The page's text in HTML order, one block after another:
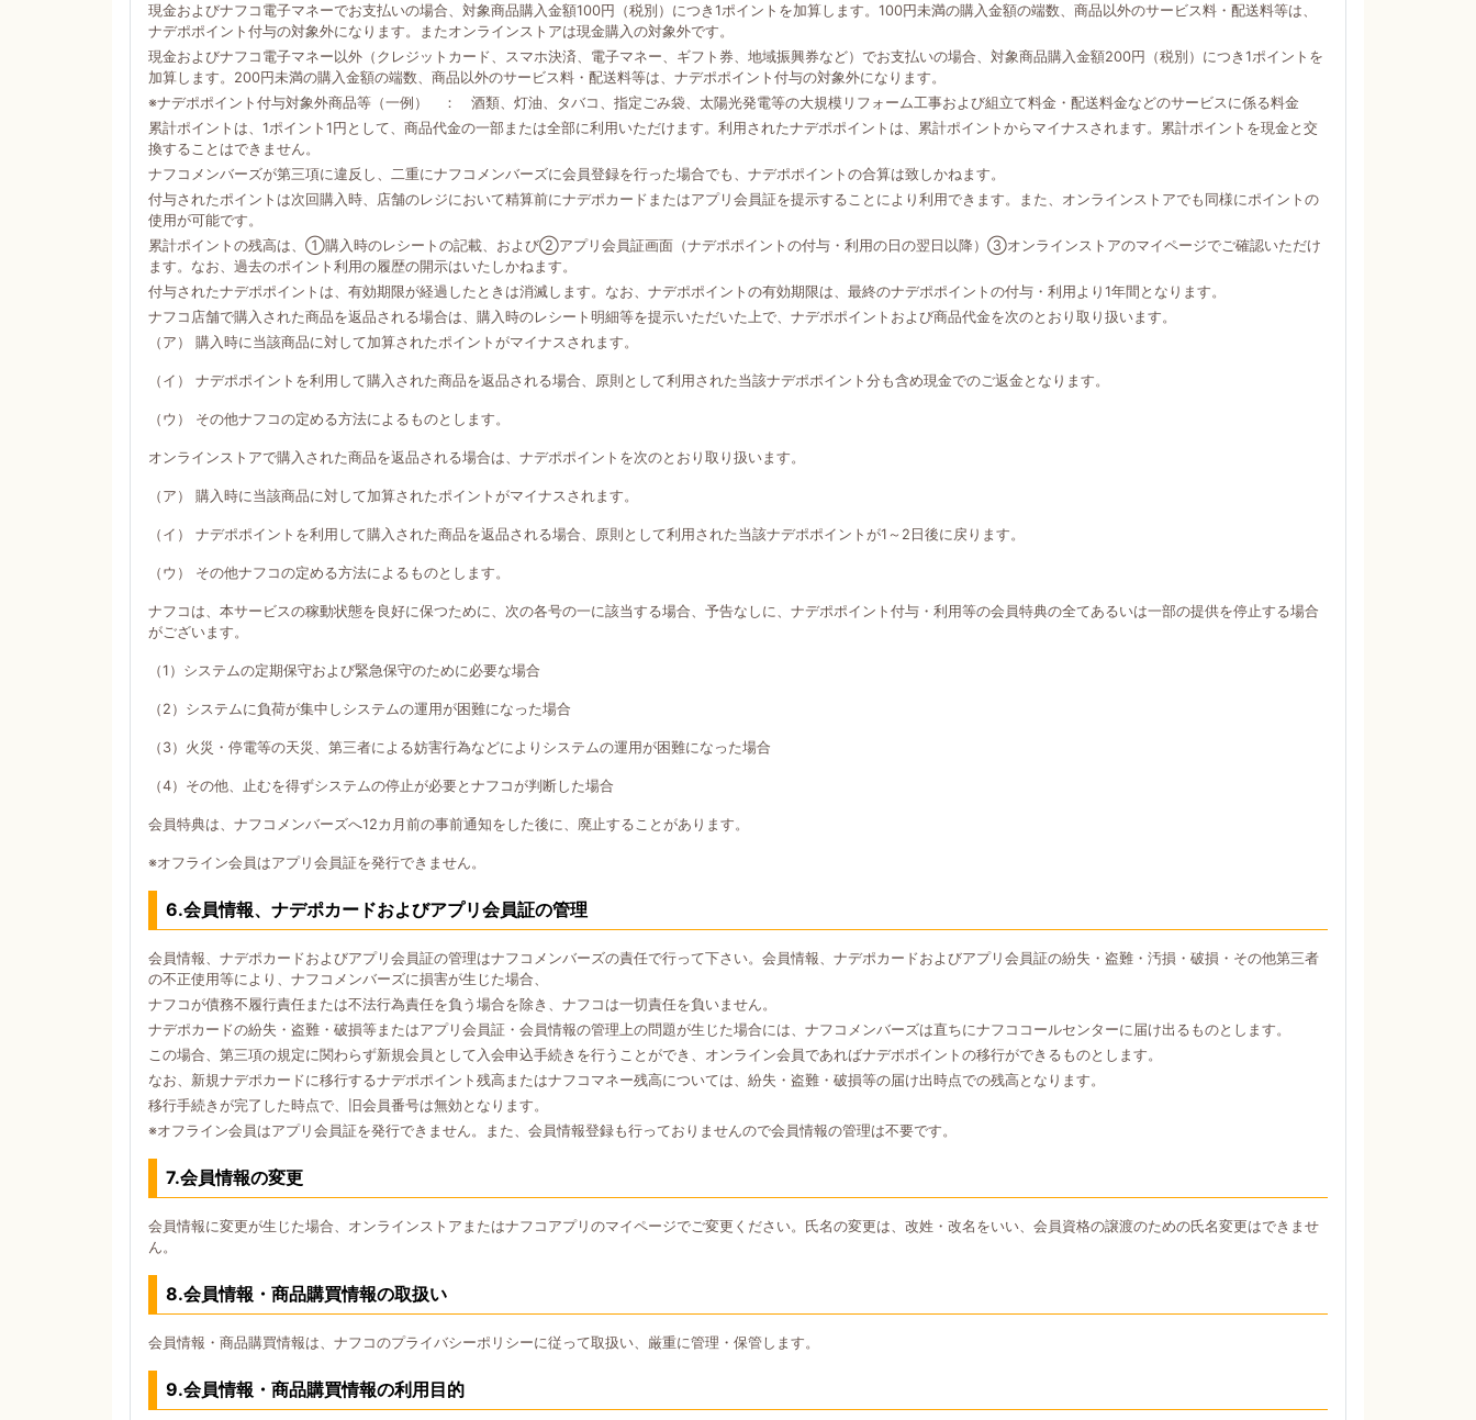
現金およびナフコ電子マネーでお支払いの場合、対象商品購入金額100円（税別）につき1ポイントを加算します。100円未満の購入金額の端数、商品以外のサービス料・配送料等は、
ナデポポイント付与の対象外になります。またオンラインストアは現金購入の対象外です。
現金およびナフコ電子マネー以外（クレジットカード、スマホ決済、電子マネー、ギフト券、地域振興券など）でお支払いの場合、対象商品購入金額200円（税別）につき1ポイントを
加算します。200円未満の購入金額の端数、商品以外のサービス料・配送料等は、ナデポポイント付与の対象外になります。
※ナデポポイント付与対象外商品等（一例） ： 酒類、灯油、タバコ、指定ごみ袋、太陽光発電等の大規模リフォーム工事および組立て料金・配送料金などのサービスに係る料金
累計ポイントは、1ポイント1円として、商品代金の一部または全部に利用いただけます。利用されたナデポポイントは、累計ポイントからマイナスされます。累計ポイントを現金と交
換することはできません。
ナフコメンバーズが第三項に違反し、二重にナフコメンバーズに会員登録を行った場合でも、ナデポポイントの合算は致しかねます。
付与されたポイントは次回購入時、店舗のレジにおいて精算前にナデポカードまたはアプリ会員証を提示することにより利用できます。また、オンラインストアでも同様にポイントの
使用が可能です。
累計ポイントの残高は、①購入時のレシートの記載、および②アプリ会員証画面（ナデポポイントの付与・利用の日の翌日以降）③オンラインストアのマイページでご確認いただけ
ます。なお、過去のポイント利用の履歴の開示はいたしかねます。
付与されたナデポポイントは、有効期限が経過したときは消滅します。なお、ナデポポイントの有効期限は、最終のナデポポイントの付与・利用より1年間となります。
ナフコ店舗で購入された商品を返品される場合は、購入時のレシート明細等を提示いただいた上で、ナデポポイントおよび商品代金を次のとおり取り扱います。
（ア） 購入時に当該商品に対して加算されたポイントがマイナスされます。
（イ） ナデポポイントを利用して購入された商品を返品される場合、原則として利用された当該ナデポポイント分も含め現金でのご返金となります。
（ウ） その他ナフコの定める方法によるものとします。
オンラインストアで購入された商品を返品される場合は、ナデポポイントを次のとおり取り扱います。
（ア） 購入時に当該商品に対して加算されたポイントがマイナスされます。
（イ） ナデポポイントを利用して購入された商品を返品される場合、原則として利用された当該ナデポポイントが1～2日後に戻ります。
（ウ） その他ナフコの定める方法によるものとします。
ナフコは、本サービスの稼動状態を良好に保つために、次の各号の一に該当する場合、予告なしに、ナデポポイント付与・利用等の会員特典の全てあるいは一部の提供を停止する場合
がございます。
（1）システムの定期保守および緊急保守のために必要な場合
（2）システムに負荷が集中しシステムの運用が困難になった場合
（3）火災・停電等の天災、第三者による妨害行為などによりシステムの運用が困難になった場合
（4）その他、止むを得ずシステムの停止が必要とナフコが判断した場合
会員特典は、ナフコメンバーズへ12カ月前の事前通知をした後に、廃止することがあります。
※オフライン会員はアプリ会員証を発行できません。
6.会員情報、ナデポカードおよびアプリ会員証の管理
会員情報、ナデポカードおよびアプリ会員証の管理はナフコメンバーズの責任で行って下さい。会員情報、ナデポカードおよびアプリ会員証の紛失・盗難・汚損・破損・その他第三者
の不正使用等により、ナフコメンバーズに損害が生じた場合、
ナフコが債務不履行責任または不法行為責任を負う場合を除き、ナフコは一切責任を負いません。
ナデポカードの紛失・盗難・破損等またはアプリ会員証・会員情報の管理上の問題が生じた場合には、ナフコメンバーズは直ちにナフココールセンターに届け出るものとします。
この場合、第三項の規定に関わらず新規会員として入会申込手続きを行うことができ、オンライン会員であればナデポポイントの移行ができるものとします。
なお、新規ナデポカードに移行するナデポポイント残高またはナフコマネー残高については、紛失・盗難・破損等の届け出時点での残高となります。
移行手続きが完了した時点で、旧会員番号は無効となります。
※オフライン会員はアプリ会員証を発行できません。また、会員情報登録も行っておりませんので会員情報の管理は不要です。
7.会員情報の変更
会員情報に変更が生じた場合、オンラインストアまたはナフコアプリのマイページでご変更ください。氏名の変更は、改姓・改名をいい、会員資格の譲渡のための氏名変更はできませ
ん。
8.会員情報・商品購買情報の取扱い
会員情報・商品購買情報は、ナフコのプライバシーポリシーに従って取扱い、厳重に管理・保管します。
9.会員情報・商品購買情報の利用目的